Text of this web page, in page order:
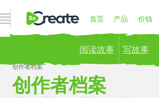
打开导航 首页 产品 价钱
博客 公司
阅读故事 写故事
Publish your stories to a global
now!
创作者档案
创作者档案